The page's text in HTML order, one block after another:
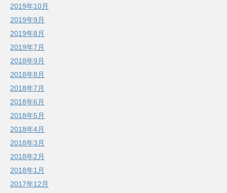
2019年10月
2019年9月
2019年8月
2019年7月
2018年9月
2018年8月
2018年7月
2018年6月
2018年5月
2018年4月
2018年3月
2018年2月
2018年1月
2017年12月